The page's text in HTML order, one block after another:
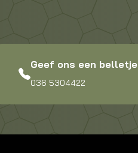
Geef ons een belletje
036 5304422